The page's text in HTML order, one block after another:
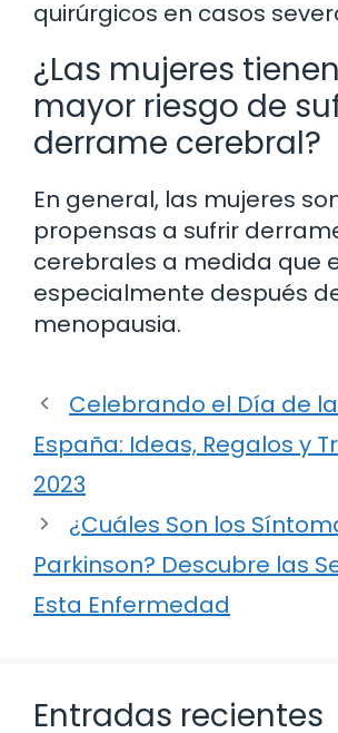
quirúrgicos en casos
¿Las mujeres
mayor riesgo de
derrame cerebral?
En general, las mujeres
propensas a sufrir
cerebrales a medida que
especialmente después
menopausia.
Celebrando el Día de
España: Ideas, Regalos y
2023
¿Cuáles Son los
Parkinson? Descubre las
Esta Enfermedad
Entradas recientes